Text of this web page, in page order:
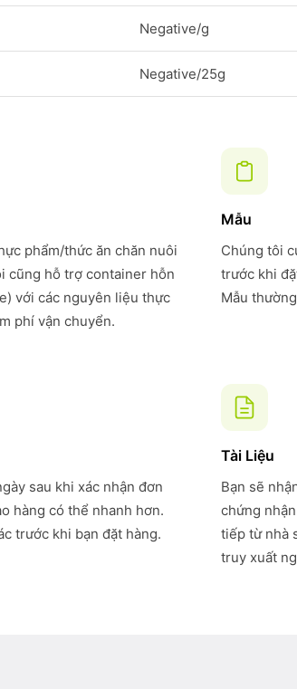
Negative/g
Negative/25g
phẩm/thức ăn chăn nuôi
cũng hỗ trợ container hỗn
với các nguyên liệu thực
phí vận chuyển.
Mẫu
Chúng tôi
trước khi
Mẫu
sau khi xác nhận đơn
hàng có thể nhanh hơn.
trước khi bạn đặt hàng.
Tài Liệu
Bạn sẽ
chứng
tiếp từ nhà
truy xuất